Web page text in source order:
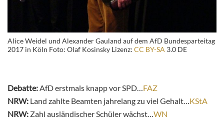
Alice Weidel und Alexander Gauland auf dem AfD Bundesparteitag
2017 in Köln Foto: Olaf Kosinsky Lizenz: CC BY-SA 3.0 DE
Debatte:AfD erstmals knapp vor SPD…FAZ
NRW: Land zahlte Beamten jahrelang zu viel Gehalt…KStA
NRW: Zahl ausländischer Schüler wächst…WN